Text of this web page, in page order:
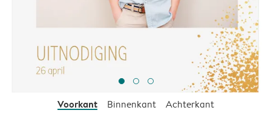
Voorkant Binnenkant Achterkant